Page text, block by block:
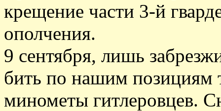
крещение части 3-й
ополчения.
9 сентября, лишь
бить по нашим позициям
минометы гитлеровцев.